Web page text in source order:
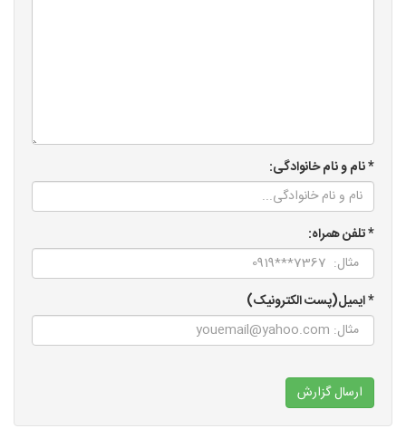
* نام و نام خانوادگی:
* تلفن همراه:
* ایمیل(پست الکترونیک)